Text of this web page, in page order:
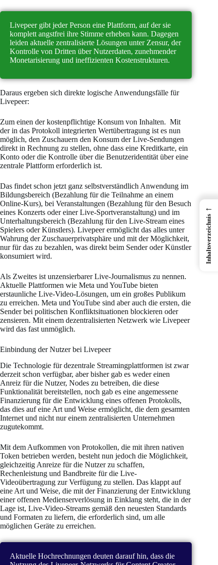
Livepeer gibt jeder Person eine Plattform, auf der sie
komplett angstfrei ihre Stimme erheben kann. Dagegen
leiden aktuelle zentralisierte Lösungen unter Zensur, der
Kontrolle von Dritten über Nutzerdaten, zunehmender
Monetarisierung und ineffizienten Kostenstrukturen.
Daraus ergeben sich direkte logische Anwendungsfälle für
Livepeer:
Zum einen der kostenpflichtige Konsum von Inhalten. Mit
der in das Protokoll integrierten Wertübertragung ist es nun
möglich, den Zuschauern den Konsum der Live-Sendungen
direkt in Rechnung zu stellen, ohne dass eine Kreditkarte, ein
Konto oder die Kontrolle über die Benutzeridentität über eine
zentrale Plattform erforderlich ist.
Das findet schon jetzt ganz selbstverständlich Anwendung im
Bildungsbereich (Bezahlung für die Teilnahme an einem
Online-Kurs), bei Veranstaltungen (Bezahlung für den Besuch
eines Konzerts oder einer Live-Sportveranstaltung) und im
Unterhaltungsbereich (Bezahlung für den Live-Stream eines
Spielers oder Künstlers). Livepeer ermöglicht das alles unter
Wahrung der Zuschauerprivatsphäre und mit der Möglichkeit,
nur für das zu bezahlen, was direkt beim Sender oder Künstler
konsumiert wird.
Als Zweites ist unzensierbarer Live-Journalismus zu nennen.
Aktuelle Plattformen wie Meta und YouTube bieten
erstaunliche Live-Video-Lösungen, um ein großes Publikum
zu erreichen. Meta und YouTube sind aber auch die ersten, die
Sender bei politischen Konfliktsituationen blockieren oder
zensieren. Mit einem dezentralisierten Netzwerk wie Livepeer
wird das fast unmöglich.
Einbindung der Nutzer bei Livepeer
Die Technologie für dezentrale Streamingplattformen ist zwar
derzeit schon verfügbar, aber bisher gab es weder einen
Anreiz für die Nutzer, Nodes zu betreiben, die diese
Funktionalität bereitstellen, noch gab es eine angemessene
Finanzierung für die Entwicklung eines offenen Protokolls,
das dies auf eine Art und Weise ermöglicht, die dem gesamten
Internet und nicht nur einem zentralisierten Unternehmen
zugutekommt.
Mit dem Aufkommen von Protokollen, die mit ihren nativen
Token betrieben werden, besteht nun jedoch die Möglichkeit,
gleichzeitig Anreize für die Nutzer zu schaffen,
Rechenleistung und Bandbreite für die Live-
Videoübertragung zur Verfügung zu stellen. Das klappt auf
eine Art und Weise, die mit der Finanzierung der Entwicklung
einer offenen Medienserverlösung in Einklang steht, die in der
Lage ist, Live-Video-Streams gemäß den neuesten Standards
und Formaten zu liefern, die erforderlich sind, um alle
möglichen Geräte zu erreichen.
Aktuelle Hochrechnungen deuten darauf hin, dass die
←
Inhaltsverzeichnis